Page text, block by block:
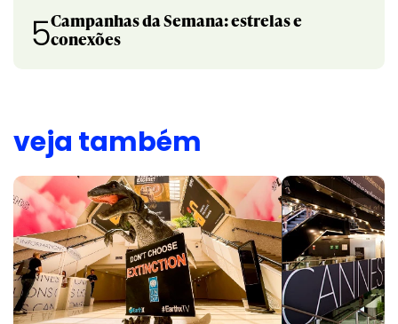
5Campanhas da Semana: estrelas e
conexões
veja também